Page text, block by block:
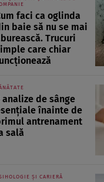
faci ca oglinda
baie să nu se mai
Trucuri
care chiar
analize de sânge
înainte de
antrenament
sală
ȘI CARIERĂ